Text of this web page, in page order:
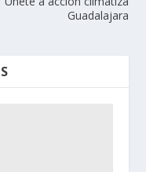
Guadalajara